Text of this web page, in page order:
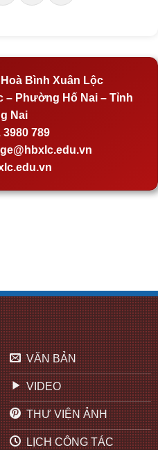
Bình Xuân Lộc
– Phường Hố Nai – Tỉnh
Nai
3980 789
VĂN BẢN
VIDEO
THƯ VIỆN ẢNH
LỊCH CÔNG TÁC